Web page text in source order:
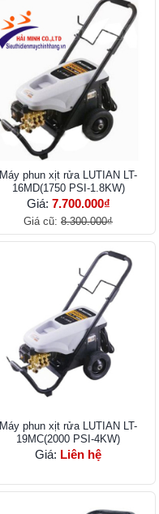
Máy phun xịt rửa LUTIAN LT-
16MD(1750 PSI-1.8KW)
Giá: 7.700.000₫
Giá cũ: 8.300.000₫
Máy phun xịt rửa LUTIAN LT-
19MC(2000 PSI-4KW)
Giá: Liên hệ